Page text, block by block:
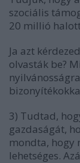
szociális
20 millió
Ja azt
olvasták be?
3) Tudtad,
gazdaságát,
mondta, hogy
lehetséges.